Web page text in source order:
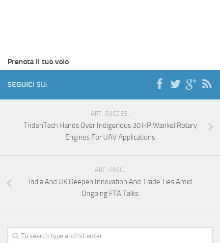
Prenota il tuo volo
SEGUICI SU:
ART. SUCCES.
TridenTech Hands Over Indigenous 30 HP Wankel Rotary
Engines For UAV Applications
ART. PREC.
India And UK Deepen Innovation And Trade Ties Amid
Ongoing FTA Talks